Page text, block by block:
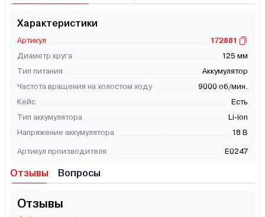
Характеристики
Артикул
172881
Диаметр круга
125 мм
Тип питания
Аккумулятор
Частота вращения на холостом ходу
9000 об/мин.
Кейс
Есть
Тип аккумулятора
Li-ion
Напряжение аккумулятора
18 В
Артикул производителя E0247
Отзывы Вопросы
Отзывы